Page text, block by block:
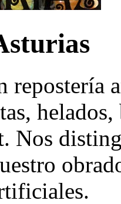
repostería
Nos